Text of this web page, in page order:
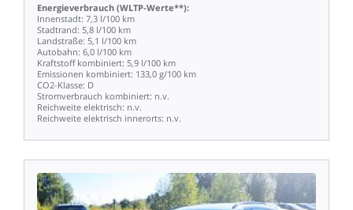
Energieverbrauch (WLTP-Werte**):
Innenstadt: 7,3 l/100 km
Stadtrand: 5,8 l/100 km
Landstraße: 5,1 l/100 km
Autobahn: 6,0 l/100 km
Kraftstoff kombiniert: 5,9 l/100 km
Emissionen kombiniert: 133,0 g/100 km
CO2-Klasse: D
Stromverbrauch kombiniert: n.v.
Reichweite elektrisch: n.v.
Reichweite elektrisch innerorts: n.v.